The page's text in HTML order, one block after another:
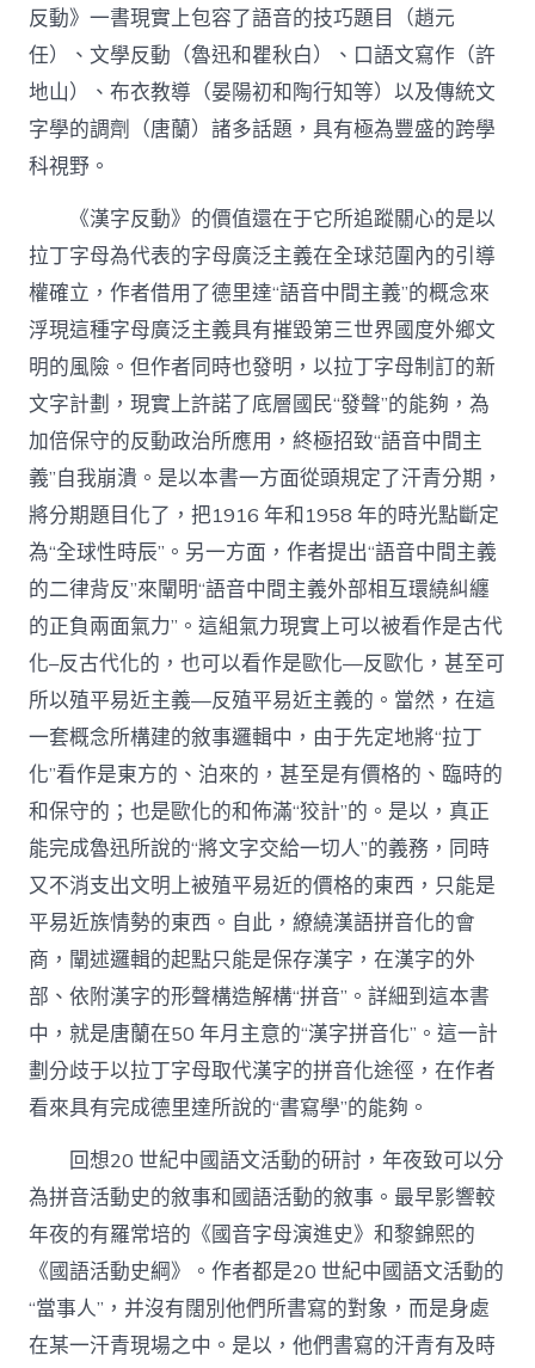
反動》一書現實上包容了語音的技巧題目（趙元
任）、文學反動（魯迅和瞿秋白）、口語文寫作（許
地山）、布衣教導（晏陽初和陶行知等）以及傳統文
字學的調劑（唐蘭）諸多話題，具有極為豐盛的跨學
科視野。
《漢字反動》的價值還在于它所追蹤關心的是以
拉丁字母為代表的字母廣泛主義在全球范圍內的引導
權確立，作者借用了德里達“語音中間主義”的概念來
浮現這種字母廣泛主義具有摧毀第三世界國度外鄉文
明的風險。但作者同時也發明，以拉丁字母制訂的新
文字計劃，現實上許諾了底層國民“發聲”的能夠，為
加倍保守的反動政治所應用，終極招致“語音中間主
義”自我崩潰。是以本書一方面從頭規定了汗青分期，
將分期題目化了，把1916 年和1958 年的時光點斷定
為“全球性時辰”。另一方面，作者提出“語音中間主義
的二律背反”來闡明“語音中間主義外部相互環繞糾纏
的正負兩面氣力”。這組氣力現實上可以被看作是古代
化–反古代化的，也可以看作是歐化—反歐化，甚至可
所以殖平易近主義—反殖平易近主義的。當然，在這
一套概念所構建的敘事邏輯中，由于先定地將“拉丁
化”看作是東方的、泊來的，甚至是有價格的、臨時的
和保守的；也是歐化的和佈滿“狡計”的。是以，真正
能完成魯迅所說的“將文字交給一切人”的義務，同時
又不消支出文明上被殖平易近的價格的東西，只能是
平易近族情勢的東西。自此，繚繞漢語拼音化的會
商，闡述邏輯的起點只能是保存漢字，在漢字的外
部、依附漢字的形聲構造解構“拼音”。詳細到這本書
中，就是唐蘭在50 年月主意的“漢字拼音化”。這一計
劃分歧于以拉丁字母取代漢字的拼音化途徑，在作者
看來具有完成德里達所說的“書寫學”的能夠。
回想20 世紀中國語文活動的研討，年夜致可以分
為拼音活動史的敘事和國語活動的敘事。最早影響較
年夜的有羅常培的《國音字母演進史》和黎錦熙的
《國語活動史綱》。作者都是20 世紀中國語文活動的
“當事人”，并沒有闊別他們所書寫的對象，而是身處
在某一汗青現場之中。是以，他們書寫的汗青有及時